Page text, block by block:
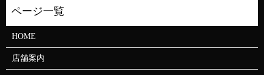
HOME
店舗案内